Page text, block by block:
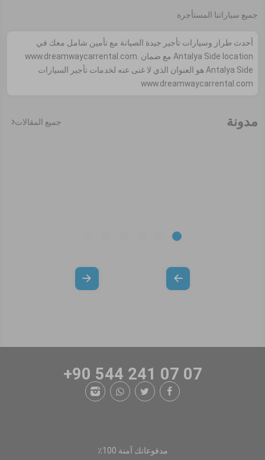
جميع سياراتنا المستأجرة
أحدث طراز وسيارات تأجير جيدة الصيانة مع تأمين شامل معك في
Antalya Side location مع ضمان www.dreamwaycarrental.com.
Antalya Side هو العنوان الذي لا غنى عنه لخدمات تأجير السيارات
www.dreamwaycarrental.com
مدونة جميع المقالات
+90 544 241 07 07
مدفوعاتك آمنة 100٪